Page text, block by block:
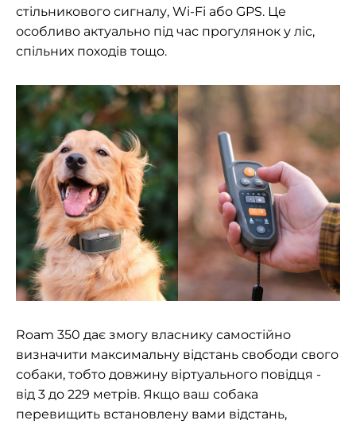
стільникового сигналу, Wi-Fi або GPS. Це
особливо актуально під час прогулянок у ліс,
спільних походів тощо.
Roam 350 дає змогу власнику самостійно
визначити максимальну відстань свободи свого
собаки, тобто довжину віртуального повідця -
від 3 до 229 метрів. Якщо ваш собака
перевищить встановлену вами відстань,